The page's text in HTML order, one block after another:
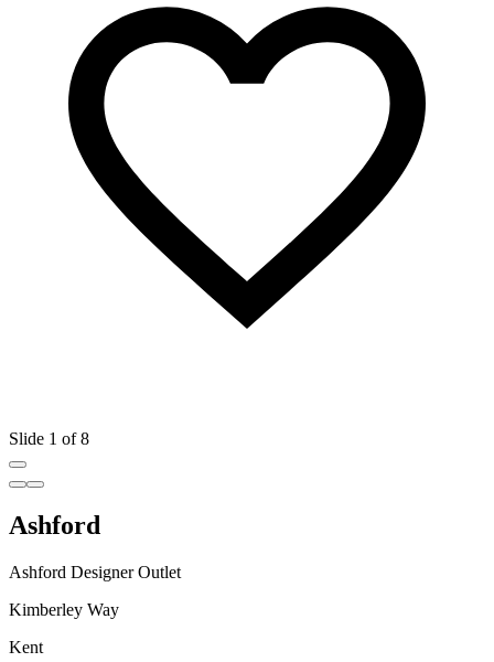
Slide 1 of 8
Ashford
Ashford Designer Outlet
Kimberley Way
Kent